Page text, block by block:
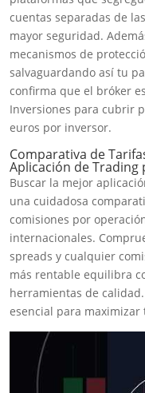
cuentas separadas de
mayor seguridad.
mecanismos de
salvaguardando así tu
confirma que el bróker
Inversiones para cubrir
euros por inversor.
Comparativa de
Aplicación de Trading
Buscar la mejor
una cuidadosa
comisiones por
internacionales.
spreads y cualquier
más rentable equilibra
herramientas de
esencial para